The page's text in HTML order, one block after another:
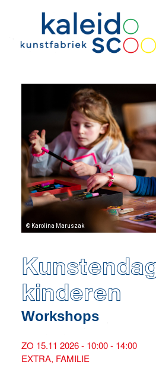
© Karolina Maruszak
kinderen
Workshops
ZO 15.11 2026 - 10:00 - 14:00
EXTRA FAMILIE